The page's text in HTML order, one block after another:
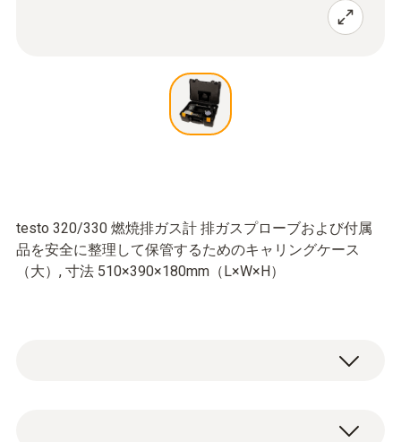
testo 320/330 燃焼排ガス計 排ガスプローブおよび付属
品を安全に整理して保管するためのキャリングケース
（大）, 寸法 510×390×180mm（L×W×H）